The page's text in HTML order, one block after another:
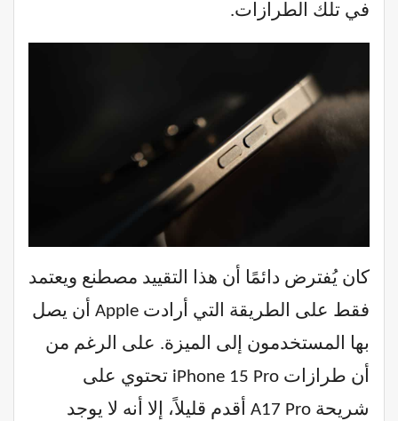
في تلك الطرازات.
كان يُفترض دائمًا أن هذا التقييد مصطنع ويعتمد
فقط على الطريقة التي أرادت Apple أن يصل
بها المستخدمون إلى الميزة. على الرغم من
أن طرازات iPhone 15 Pro تحتوي على
شريحة A17 Pro أقدم قليلاً، إلا أنه لا يوجد